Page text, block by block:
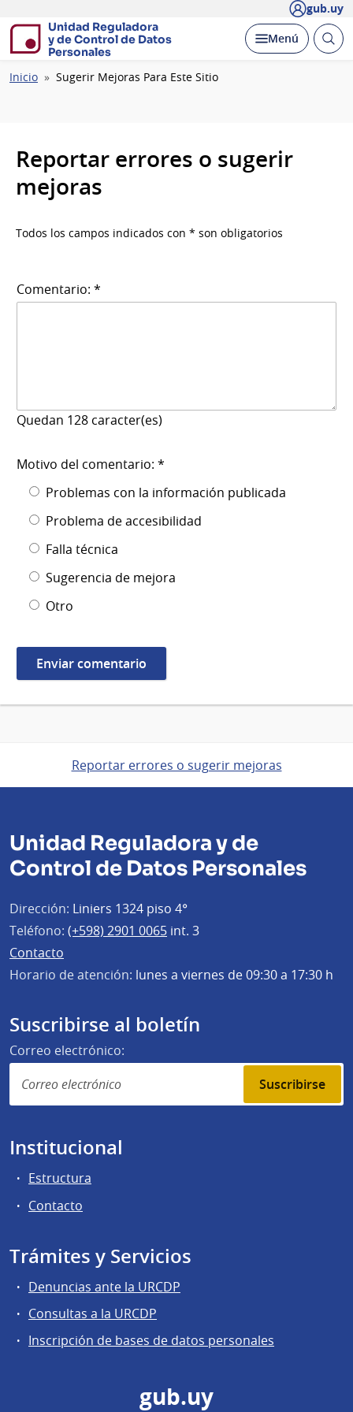
gub.uy
Unidad Reguladora
y de Control de Datos
Personales
Desplegar
Menú Abrir
Ruta
Inicio Sugerir Mejoras Para Este Sitio
Reportar errores o sugerir
mejoras
Todos los campos indicados con * son obligatorios
Comentario: *
Quedan 128 caracter(es)
Motivo del comentario: *
Problemas con la información publicada
Problema de accesibilidad
Falla técnica
Sugerencia de mejora
Otro
Reportar errores o sugerir mejoras
Unidad Reguladora y de
Control de Datos Personales
Dirección: Liniers 1324 piso 4°
Teléfono: (+598) 2901 0065 int. 3
Contacto
Horario de atención: lunes a viernes de 09:30 a 17:30 h
Suscribirse al boletín
Correo electrónico:
Suscribirse
Institucional
Estructura
Contacto
Trámites y Servicios
Denuncias ante la URCDP
Consultas a la URCDP
Inscripción de bases de datos personales
gub.uy